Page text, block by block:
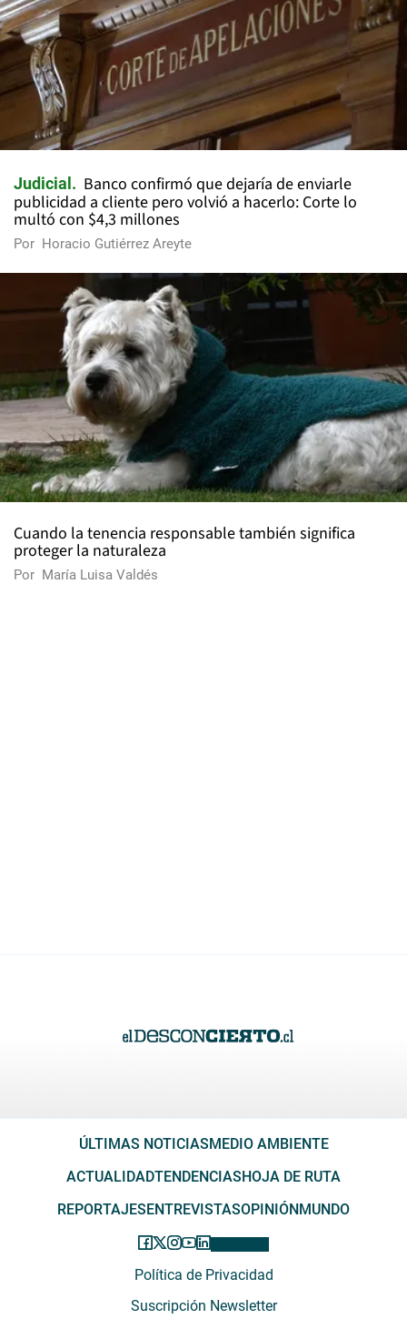
Judicial
Banco confirmó que dejaría de enviarle
publicidad a cliente pero volvió a hacerlo: Corte lo
multó con $4,3 millones
Por Horacio Gutiérrez Areyte
Cuando la tenencia responsable también significa
proteger la naturaleza
Por María Luisa Valdés
ÚLTIMAS NOTICIASMEDIO AMBIENTE
ACTUALIDADTENDENCIASHOJA DE RUTA
REPORTAJESENTREVISTASOPINIÓNMUNDO
Política de Privacidad
Suscripción Newsletter